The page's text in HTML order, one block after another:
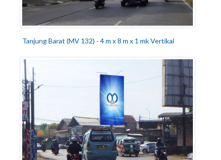
Tanjung Barat (MV 132) - 4 m x 8 m x 1 mk Vertikal